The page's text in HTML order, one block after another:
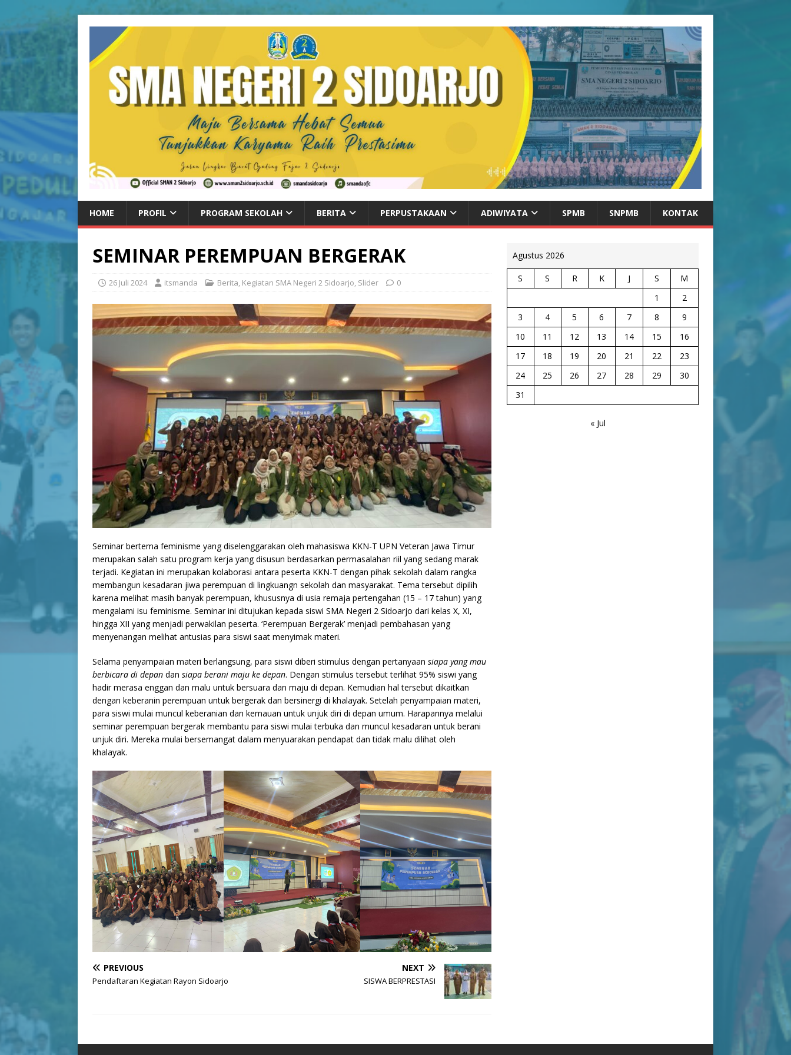
HOME PROFIL PROGRAM SEKOLAH BERITA PERPUSTAKAAN ADIWIYATA SPMB SNPMB KONTAK
SEMINAR PEREMPUAN BERGERAK
26 Juli 2024 itsmanda Berita Kegiatan SMA Negeri 2 Sidoarjo Slider 0
Seminar bertema feminisme yang diselenggarakan oleh mahasiswa KKN-T UPN Veteran Jawa Timur
merupakan salah satu program kerja yang disusun berdasarkan permasalahan riil yang sedang marak
terjadi. Kegiatan ini merupakan kolaborasi antara peserta KKN-T dengan pihak sekolah dalam rangka
membangun kesadaran jiwa perempuan di lingkuangn sekolah dan masyarakat. Tema tersebut dipilih
karena melihat masih banyak perempuan, khususnya di usia remaja pertengahan (15 – 17 tahun) yang
mengalami isu feminisme. Seminar ini ditujukan kepada siswi SMA Negeri 2 Sidoarjo dari kelas X, XI,
hingga XII yang menjadi perwakilan peserta. ‘Perempuan Bergerak’ menjadi pembahasan yang
menyenangan melihat antusias para siswi saat menyimak materi.
Selama penyampaian materi berlangsung, para siswi diberi stimulus dengan pertanyaan siapa yang mau
berbicara di depan dan siapa berani maju ke depan. Dengan stimulus tersebut terlihat 95% siswi yang
hadir merasa enggan dan malu untuk bersuara dan maju di depan. Kemudian hal tersebut dikaitkan
dengan keberanin perempuan untuk bergerak dan bersinergi di khalayak. Setelah penyampaian materi,
para siswi mulai muncul keberanian dan kemauan untuk unjuk diri di depan umum. Harapannya melalui
seminar perempuan bergerak membantu para siswi mulai terbuka dan muncul kesadaran untuk berani
unjuk diri. Mereka mulai bersemangat dalam menyuarakan pendapat dan tidak malu dilihat oleh
khalayak.
PREVIOUS
Pendaftaran Kegiatan Rayon Sidoarjo
NEXT
SISWA BERPRESTASI
Agustus 2026
S S R K J S
M
1
2
3
4 5 6 7 8
9
10
11 12 13 14 15
16
17
18 19 20 21 22
23
24
25 26 27 28 29
30
31
« Jul